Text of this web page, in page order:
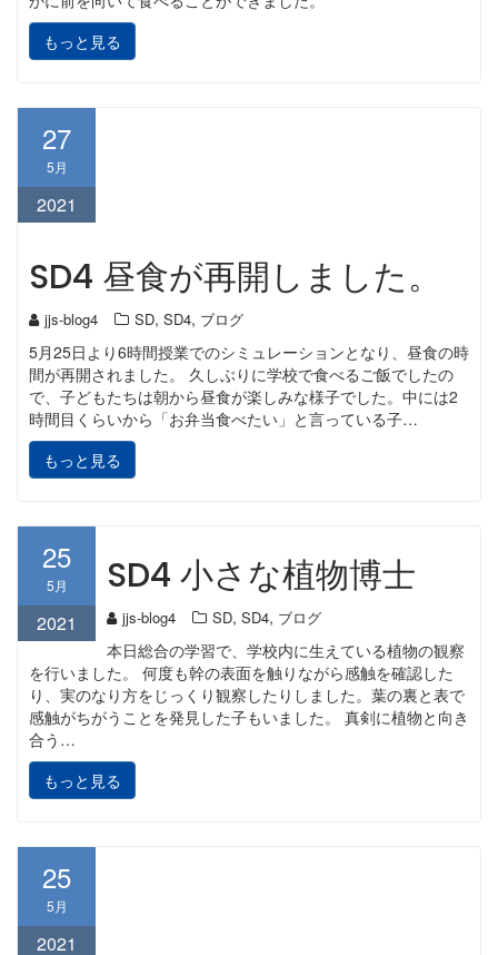
もっと見る
27
5月
2021
SD4 昼食が再開しました。
jjs-blog4 SD, SD4, ブログ
5月25日より6時間授業でのシミュレーションとなり、昼食の時
間が再開されました。 久しぶりに学校で食べるご飯でしたの
で、子どもたちは朝から昼食が楽しみな様子でした。中には2
時間目くらいから「お弁当食べたい」と言っている子…
もっと見る
25
5月
2021
SD4 小さな植物博士
jjs-blog4 SD, SD4, ブログ
本日総合の学習で、学校内に生えている植物の観察
を行いました。 何度も幹の表面を触りながら感触を確認した
り、実のなり方をじっくり観察したりしました。葉の裏と表で
感触がちがうことを発見した子もいました。 真剣に植物と向き
合う…
もっと見る
25
5月
2021